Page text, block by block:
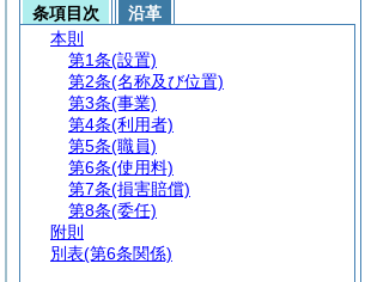
条項目次
沿革
本則
第1条(設置)
第2条(名称及び位置)
第3条(事業)
第4条(利用者)
第5条(職員)
第6条(使用料)
第7条(損害賠償)
第8条(委任)
附則
別表(第6条関係)